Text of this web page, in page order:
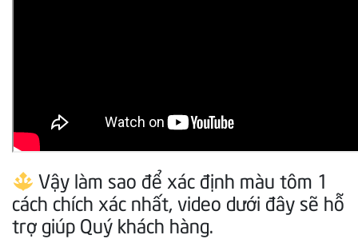
Vậy làm sao để xác định màu tôm 1
cách chích xác nhất, video dưới đây sẽ hỗ
trợ giúp Quý khách hàng.